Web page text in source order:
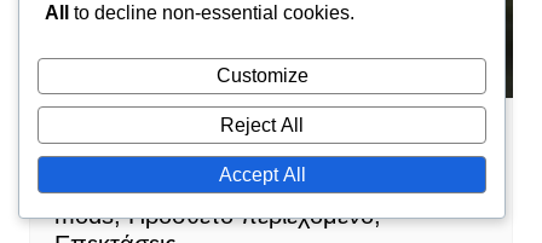
Εξαργύρωση Κωδικού Steam
DayZ Steam Key: Συμβατότητα με
mods, Πρόσθετο περιεχόμενο,
All
to decline non-essential cookies.
Customize
Reject All
Accept All